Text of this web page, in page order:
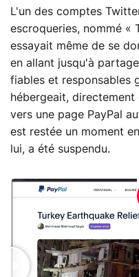
L'un des comptes
escroqueries, nommé «
essayait même de se
en allant jusqu'à
fiables et responsables
hébergeait,
vers une page PayPal
est restée un moment
lui, a été suspendu.